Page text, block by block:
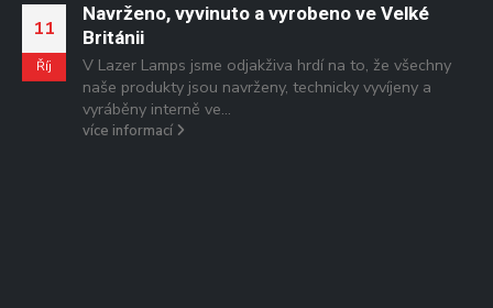
11
Říj
Navrženo, vyvinuto a vyrobeno ve Velké
Británii
V Lazer Lamps jsme odjakživa hrdí na to, že všechny
naše produkty jsou navrženy, technicky vyvíjeny a
vyráběny interně ve...
více informací